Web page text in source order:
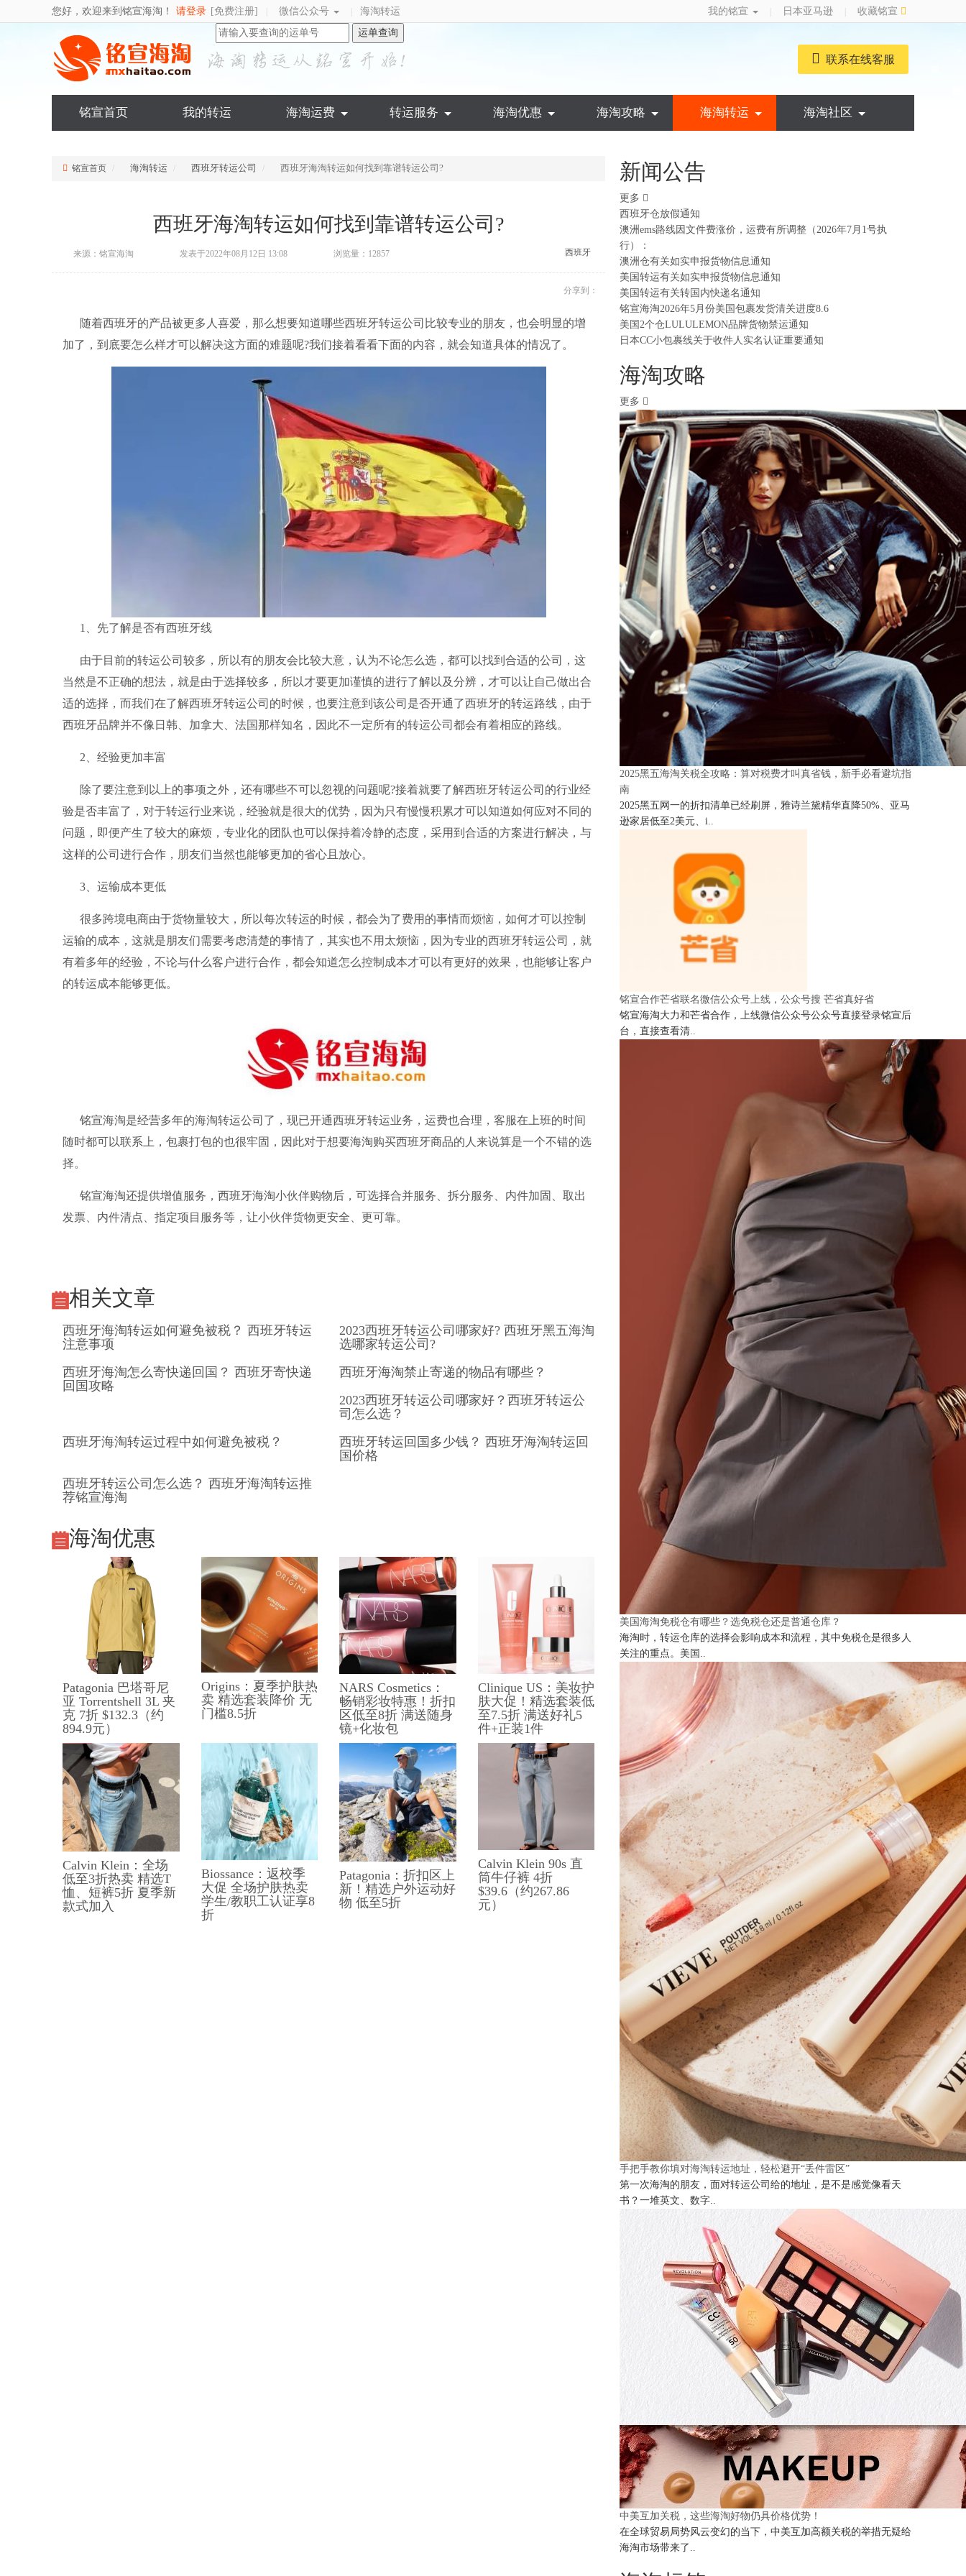
您好，欢迎来到铭宣海淘！ 请登录 [免费注册] 微信公众号 海淘转运 我的铭宣 日本亚马逊
收藏铭宣
运单查询
联系在线客服
铭宣首页 我的转运 海淘运费 转运服务 海淘优惠 海淘攻略 海淘转运 海淘社区
铭宣首页 海淘转运 西班牙转运公司 西班牙海淘转运如何找到靠谱转运公司?
西班牙海淘转运如何找到靠谱转运公司?
来源：铭宣海淘 发表于2022年08月12日 13:08 浏览量：12857 西班牙
分享到：
随着西班牙的产品被更多人喜爱，那么想要知道哪些西班牙转运公司 比较专业的朋友，也会明显的增
加了，到底要怎么样才可以解决这方面的难题呢?我们接着看看下面的内容，就会知道具体的情况了。
1、先了解是否有西班牙线
由于目前的转运公司 较多，所以有的朋友会比较大意，认为不论怎么选，都可以找到合适的公司，这
当然是不正确的想法，就是由于选择较多，所以才要更加谨慎的进行了解以及分辨，才可以让自己做出合
适的选择，而我们在了解西班牙转运公司的时候，也要注意到该公司是否开通了西班牙的转运路线，由于
西班牙品牌并不像日韩、加拿大、法国那样知名，因此不一定所有的转运公司都会有着相应的路线。
2、经验更加丰富
除了要注意到以上的事项之外，还有哪些不可以忽视的问题呢?接着就要了解西班牙转运公司的行业经
验是否丰富了，对于转运行业来说，经验就是很大的优势，因为只有慢慢积累才可以知道如何应对不同的
问题，即便产生了较大的麻烦，专业化的团队也可以保持着冷静的态度，采用到合适的方案进行解决，与
这样的公司进行合作，朋友们当然也能够更加的省心且放心。
3、运输成本更低
很多跨境电商由于货物量较大，所以每次转运的时候，都会为了费用的事情而烦恼，如何才可以控制
运输的成本，这就是朋友们需要考虑清楚的事情了，其实也不用太烦恼，因为专业的西班牙转运公司，就
有着多年的经验，不论与什么客户进行合作，都会知道怎么控制成本才可以有更好的效果，也能够让客户
的转运成本能够更低。
铭宣海淘是经营多年的海淘转运公司了，现已开通西班牙转运业务，运费也合理，客服在上班的时间
随时都可以联系上，包裹打包的也很牢固，因此对于想要海淘购买西班牙商品的人来说算是一个不错的选
择。
铭宣海淘还提供增值服务，西班牙海淘小伙伴购物后，可选择合并服务、拆分服务、内件加固、取出
发票、内件清点、指定项目服务等，让小伙伴货物更安全、更可靠。
相关文章
西班牙海淘转运如何避免被税？ 西班牙转运
注意事项
2023西班牙转运公司哪家好? 西班牙黑五海淘
选哪家转运公司?
西班牙海淘怎么寄快递回国？ 西班牙寄快递
回国攻略
西班牙海淘禁止寄递的物品有哪些？
2023西班牙转运公司哪家好？西班牙转运公
司怎么选？
西班牙海淘转运过程中如何避免被税？
西班牙转运回国多少钱？ 西班牙海淘转运回
国价格
西班牙转运公司怎么选？ 西班牙海淘转运推
荐铭宣海淘
海淘优惠
Patagonia 巴塔哥尼
亚 Torrentshell 3L 夹
克 7折 $132.3（约
894.9元）
Origins：夏季护肤热
卖 精选套装降价 无
门槛8.5折
NARS Cosmetics：
畅销彩妆特惠！折扣
区低至8折 满送随身
镜+化妆包
Clinique US：美妆护
肤大促！精选套装低
至7.5折 满送好礼5
件+正装1件
Calvin Klein：全场
低至3折热卖 精选T
恤、短裤5折 夏季新
款式加入
Biossance：返校季
大促 全场护肤热卖
学生/教职工认证享8
折
Patagonia：折扣区上
新！精选户外运动好
物 低至5折
Calvin Klein 90s 直
筒牛仔裤 4折
$39.6（约267.86
元）
新闻公告
更多
西班牙仓放假通知
澳洲ems路线因文件费涨价，运费有所调整（2026年7月1号执
行）：
澳洲仓有关如实申报货物信息通知
美国转运有关如实申报货物信息通知
美国转运有关转国内快递名通知
铭宣海淘2026年5月份美国包裹发货清关进度8.6
美国2个仓LULULEMON品牌货物禁运通知
日本CC小包裹线关于收件人实名认证重要通知
海淘攻略
更多
2025黑五海淘关税全攻略：算对税费才叫真省钱，新手必看避坑指
南
2025黑五网一的折扣清单已经刷屏，雅诗兰黛精华直降50%、亚马
逊家居低至2美元、i..
铭宣合作芒省联名微信公众号上线，公众号搜 芒省真好省
铭宣海淘大力和芒省合作，上线微信公众号公众号直接登录铭宣后
台，直接查看清..
美国海淘免税仓有哪些？选免税仓还是普通仓库？
海淘时，转运仓库的选择会影响成本和流程，其中免税仓是很多人
关注的重点。美国..
手把手教你填对海淘转运地址，轻松避开“丢件雷区”
第一次海淘的朋友，面对转运公司给的地址，是不是感觉像看天
书？一堆英文、数字..
中美互加关税，这些海淘好物仍具价格优势！
在全球贸易局势风云变幻的当下，中美互加高额关税的举措无疑给
海淘市场带来了..